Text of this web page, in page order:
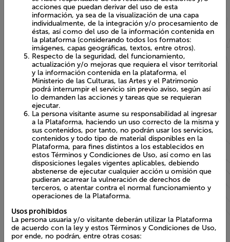
acciones que puedan derivar del uso de esta
información, ya sea de la visualización de una capa
individualmente, de la integración y/o procesamiento de
éstas, así como del uso de la información contenida en
la plataforma (considerando todos los formatos:
imágenes, capas geográficas, textos, entre otros).
Respecto de la seguridad, del funcionamiento,
actualización y/o mejoras que requiera el visor territorial
y la información contenida en la plataforma, el Ministerio
de las Culturas, las Artes y el Patrimonio podrá
interrumpir el servicio sin previo aviso, según así lo
demanden las acciones y tareas que se requieran
ejecutar.
La persona visitante asume su responsabilidad al ingresar
a la Plataforma, haciendo un uso correcto de la misma y
sus contenidos, por tanto, no podrán usar los servicios,
contenidos y todo tipo de material disponibles en la
Plataforma, para fines distintos a los establecidos en
estos Términos y Condiciones de Uso, así como en las
disposiciones legales vigentes aplicables, debiendo
abstenerse de ejecutar cualquier acción u omisión que
terceros, o atentar contra el normal funcionamiento y
operaciones de la Plataforma.